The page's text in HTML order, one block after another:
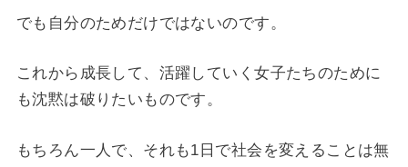
でも自分のためだけではないのです。
これから成長して、活躍していく女子たちのために
も沈黙は破りたいものです。
もちろん一人で、それも1日で社会を変えることは無